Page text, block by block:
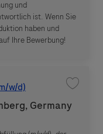
und
ist. Wenn Sie
haben und
Ihre Bewerbung!
w/d)
Germany
Save